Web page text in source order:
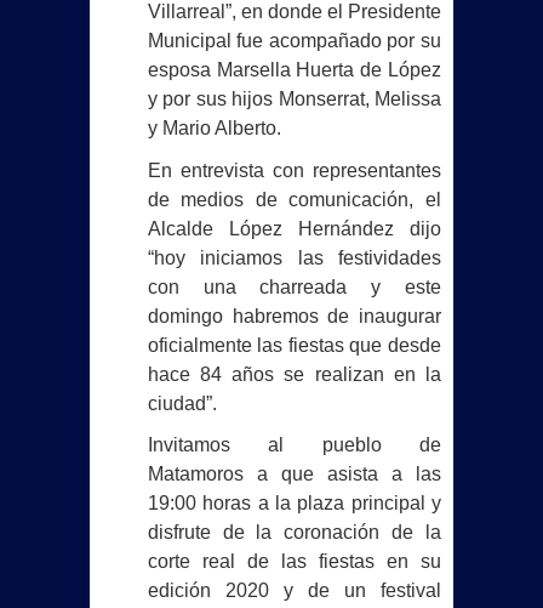
Villarreal”, en donde el Presidente
Municipal fue acompañado por su
esposa Marsella Huerta de López
y por sus hijos Monserrat, Melissa
y Mario Alberto.
En entrevista con representantes
de medios de comunicación, el
Alcalde López Hernández dijo
“hoy iniciamos las festividades
con una charreada y este
domingo habremos de inaugurar
oficialmente las fiestas que desde
hace 84 años se realizan en la
ciudad”.
Invitamos al pueblo de
Matamoros a que asista a las
19:00 horas a la plaza principal y
disfrute de la coronación de la
corte real de las fiestas en su
edición 2020 y de un festival